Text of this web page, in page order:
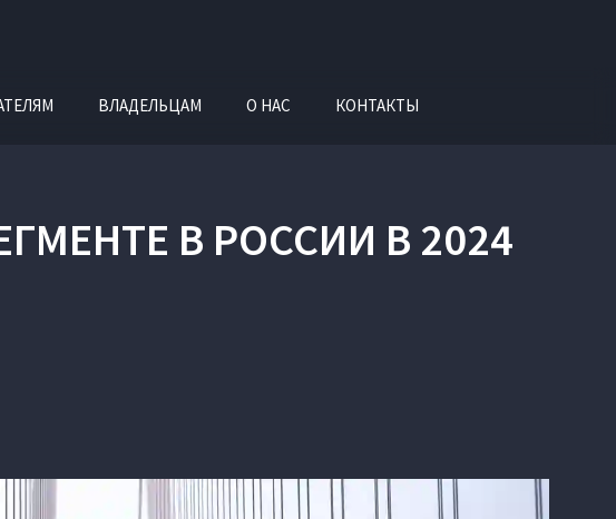
ВЛАДЕЛЬЦАМ О НАС КОНТАКТЫ
В РОССИИ В 2024